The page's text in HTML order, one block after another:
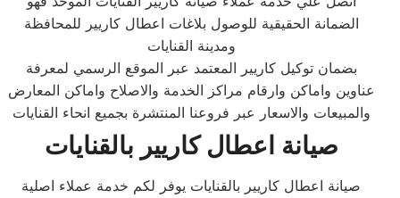
الضمانة الحقيقية للوصول بلاغات اعطال كاريير للمحافظة
ومدينة القنايات
بضمان توكيل كاريير المعتمد عبر الموقع الرسمي لمعرفة
عناوين واماكن وارقام مراكز الخدمة والاصلاح واماكن المعارض
والمبيعات والاسعار عبر فروعنا المنتشرة بجميع انحاء القنايات
صيانة اعطال كاريير بالقنايات
صيانة اعطال كاريير بالقنايات يوفر لكم خدمة عملاء اصلية